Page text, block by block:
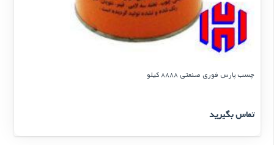
چسب پارس فوری صنعتی 8888 کیلو
تماس بگیرید